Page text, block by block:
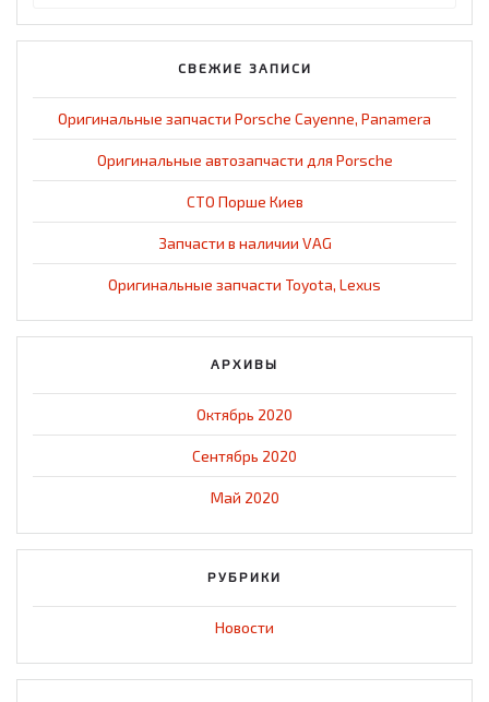
СВЕЖИЕ ЗАПИСИ
Оригинальные запчасти Porsche Cayenne, Panamera
Оригинальные автозапчасти для Porsche
СТО Порше Киев
Запчасти в наличии VAG
Оригинальные запчасти Toyota, Lexus
АРХИВЫ
Октябрь 2020
Сентябрь 2020
Май 2020
РУБРИКИ
Новости